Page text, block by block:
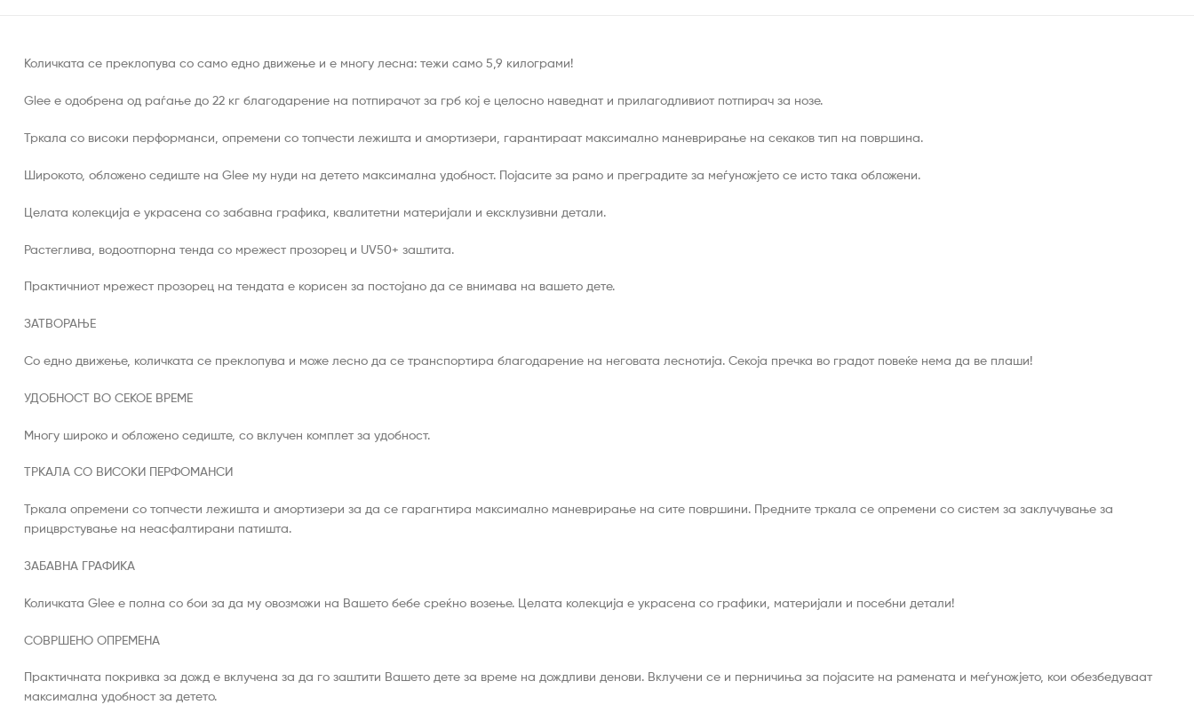
Количката се преклопува со само едно движење и е многу лесна: тежи само 5,9 килограми!
Glee е одобрена од раѓање до 22 кг благодарение на потпирачот за грб кој е целосно наведнат и прилагодливиот потпирач за нозе.
Тркала со високи перформанси, опремени со топчести лежишта и амортизери, гарантираат максимално маневрирање на секаков тип на површина.
Широкото, обложено седиште на Glee му нуди на детето максимална удобност. Појасите за рамо и преградите за меѓуножјето се исто така обложени.
Целата колекција е украсена со забавна графика, квалитетни материјали и ексклузивни детали.
Растеглива, водоотпорна тенда со мрежест прозорец и UV50+ заштита.
Практичниот мрежест прозорец на тендата е корисен за постојано да се внимава на вашето дете.
ЗАТВОРАЊЕ
Со едно движење, количката се преклопува и може лесно да се транспортира благодарение на неговата леснотија. Секоја пречка во градот повеќе нема да ве плаши!
УДОБНОСТ ВО СЕКОЕ ВРЕМЕ
Многу широко и обложено седиште, со вклучен комплет за удобност.
ТРКАЛА СО ВИСОКИ ПЕРФОМАНСИ
Тркала опремени со топчести лежишта и амортизери за да се гарагнтира максимално маневрирање на сите површини. Предните тркала се опремени со систем за заклучување за
прицврстување на неасфалтирани патишта.
ЗАБАВНА ГРАФИКА
Количката Glee е полна со бои за да му овозможи на Вашето бебе среќно возење. Целата колекција е украсена со графики, материјали и посебни детали!
СОВРШЕНО ОПРЕМЕНА
Практичната покривка за дожд е вклучена за да го заштити Вашето дете за време на дождливи денови. Вклучени се и перничиња за појасите на рамената и меѓуножјето, кои обезбедуваат
максимална удобност за детето.